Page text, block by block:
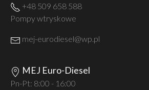
+48 509 658 588
Pompy wtryskowe
mej-eurodiesel@wp.pl
MEJ Euro-Diesel
Pn-Pt: 8:00 - 16:00